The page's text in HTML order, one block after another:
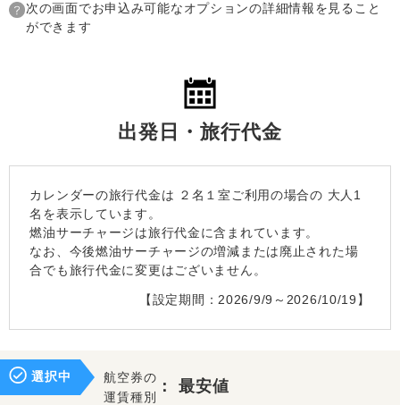
次の画面でお申込み可能なオプションの詳細情報を見ること
ができます
出発日・旅行代金
カレンダーの旅行代金は ２名１室ご利用の場合の 大人1
名を表示しています。
燃油サーチャージは旅行代金に含まれています。
なお、今後燃油サーチャージの増減または廃止された場
合でも旅行代金に変更はございません。
【設定期間：2026/9/9～2026/10/19】
選択中
航空券の
運賃種別
：最安値